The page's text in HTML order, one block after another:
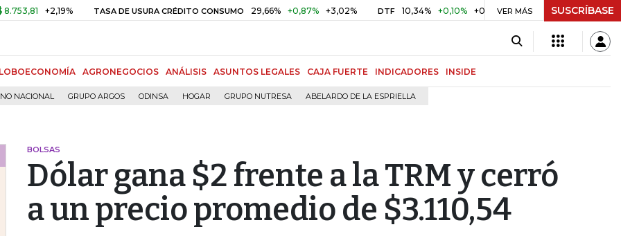
+2,19% TASA DE USURA CRÉDITO CONSUMO 29,66% +0,87% +3,02% DTF 10,34% +0,10% +0,98% UVR $ 416,91 +$ 0,05
VER MÁS SUSCRÍBASE
AGRONEGOCIOS ANÁLISIS ASUNTOS LEGALES CAJA FUERTE INDICADORES INSIDE
NACIONAL GRUPO ARGOS ODINSA HOGAR GRUPO NUTRESA ABELARDO DE LA ESPRIELLA
BOLSAS
Dólar gana $2 frente a la TRM y cerró
a un precio promedio de $3.110,54